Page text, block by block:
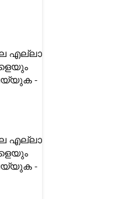
എല്ലാ
-
എല്ലാ
-